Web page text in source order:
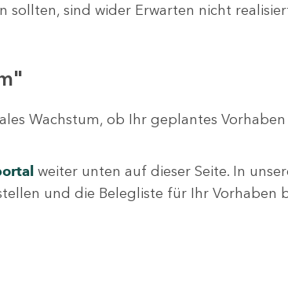
sollten, sind wider Erwarten nicht
Wachstum, ob Ihr geplantes
weiter unten auf dieser Seite. In
und die Belegliste für Ihr Vorhaben